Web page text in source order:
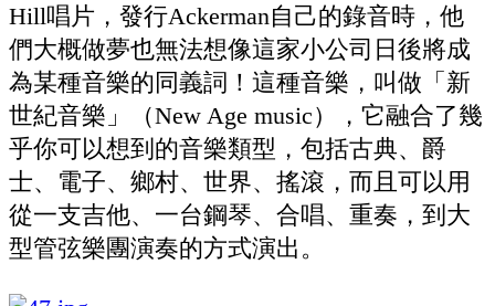
Hill唱片，發行Ackerman自己的錄音時，他
們大概做夢也無法想像這家小公司日後將成
為某種音樂的同義詞！這種音樂，叫做「新
世紀音樂」（New Age music），它融合了幾
乎你可以想到的音樂類型，包括古典、爵
士、電子、鄉村、世界、搖滾，而且可以用
從一支吉他、一台鋼琴、合唱、重奏，到大
型管弦樂團演奏的方式演出。